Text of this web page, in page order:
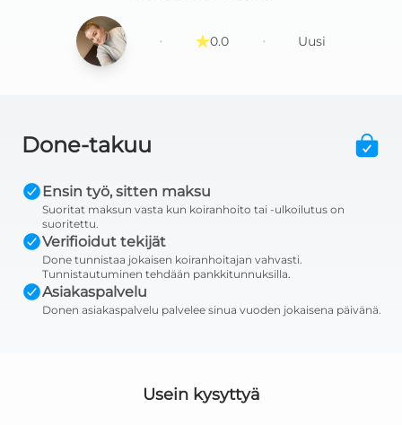
· 0.0 · Uusi
Done-takuu
Ensin työ, sitten maksu
Suoritat maksun vasta kun koiranhoito tai -ulkoilutus on
suoritettu.
Verifioidut tekijät
Done tunnistaa jokaisen koiranhoitajan vahvasti.
Tunnistautuminen tehdään pankkitunnuksilla.
Asiakaspalvelu
Donen asiakaspalvelu palvelee sinua vuoden jokaisena päivänä.
Usein kysyttyä